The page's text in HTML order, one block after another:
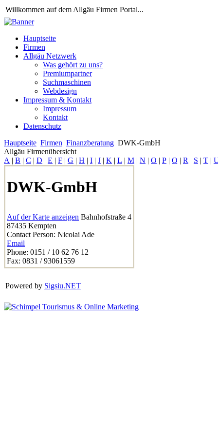
Willkommen auf dem Allgäu Firmen Portal...
Hauptseite
Firmen
Allgäu Netzwerk
Was gehört zu uns?
Premiumpartner
Suchmaschinen
Webdesign
Impressum & Kontakt
Impressum
Kontakt
Datenschutz
Hauptseite Firmen Finanzberatung DWK-GmbH
Allgäu Firmenübersicht
A | B | C | D | E | F | G | H | I | J | K | L | M | N | O | P | Q | R | S | T |
DWK-GmbH
Auf der Karte anzeigen Bahnhofstraße 4
87435 Kempten
Contact Person: Nicolai Ade
Email
Phone: 0151 / 10 62 76 12
Fax: 0831 / 93061559
Powered by Sigsiu.NET